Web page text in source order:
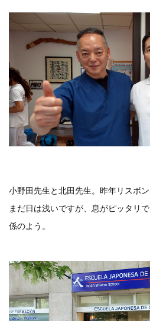
小野田先生と北田先生。昨年リスボ
まだ日は浅いですが、息がピッタリ
係のよう。